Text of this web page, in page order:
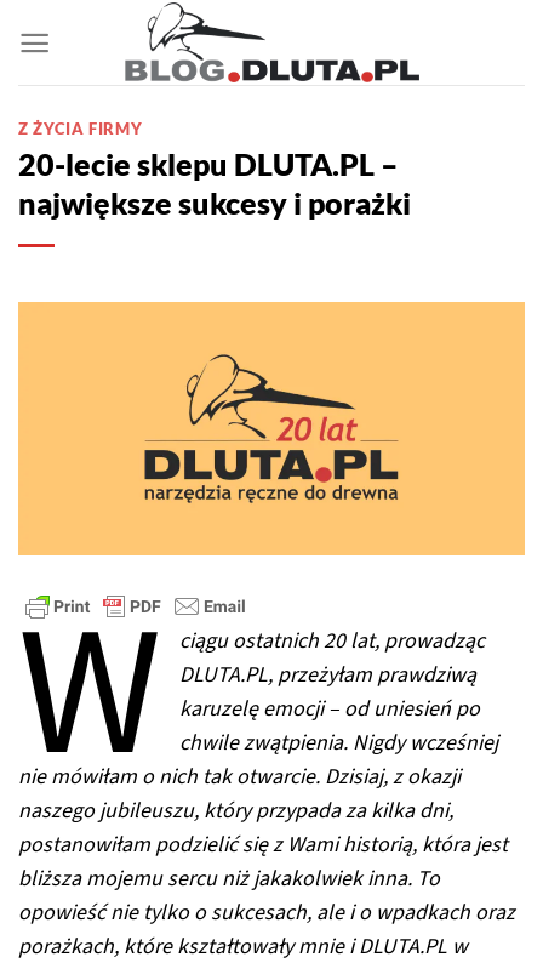
do
zawartości
Z ŻYCIA FIRMY
20-lecie sklepu DLUTA.PL –
największe sukcesy i porażki
W
ciągu ostatnich 20 lat, prowadząc
DLUTA.PL, przeżyłam prawdziwą
karuzelę emocji – od uniesień po
chwile zwątpienia. Nigdy wcześniej
nie mówiłam o nich tak otwarcie. Dzisiaj, z okazji
naszego jubileuszu, który przypada za kilka dni,
postanowiłam podzielić się z Wami historią, która jest
bliższa mojemu sercu niż jakakolwiek inna. To
opowieść nie tylko o sukcesach, ale i o wpadkach oraz
porażkach, które kształtowały mnie i DLUTA.PL w